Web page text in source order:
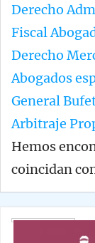
Derecho
Fiscal
Derecho
Abogados
General
Arbitraje
Hemos
coincidan